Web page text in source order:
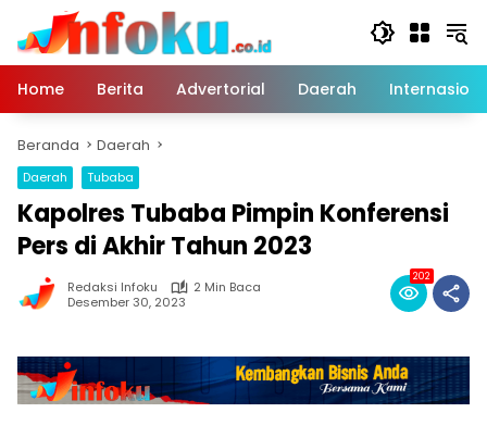
Langsung
konten
Home
Berita Advertorial Daerah
Beranda Daerah
Daerah Tubaba
Kapolres Tubaba Pimpin Konferensi
Pers di Akhir Tahun 2023
Redaksi Infoku
2 Min Baca
Desember 30, 2023
202